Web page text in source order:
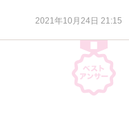
2021年10月24日 21:15